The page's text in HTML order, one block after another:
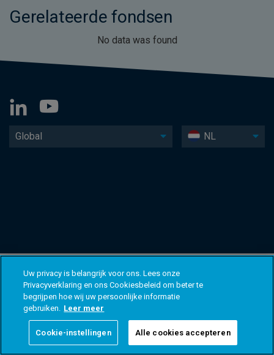
Gerelateerde fondsen
No data was found
Global NL
Uw privacy is belangrijk voor ons. Lees onze
Privacyverklaring en ons Cookiesbeleid om beter te
begrijpen hoe wij uw persoonlijke informatie
gebruiken. Leer meer
Cookie-instellingen Alle cookies accepteren